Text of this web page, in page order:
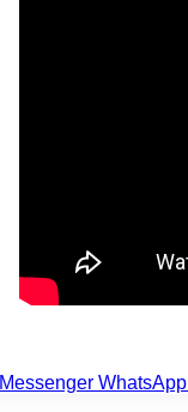
Messenger WhatsApp